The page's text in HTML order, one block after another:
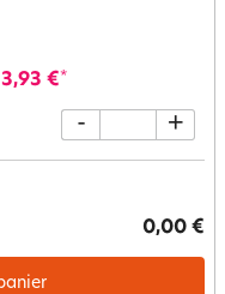
€*
- +
0,00 €